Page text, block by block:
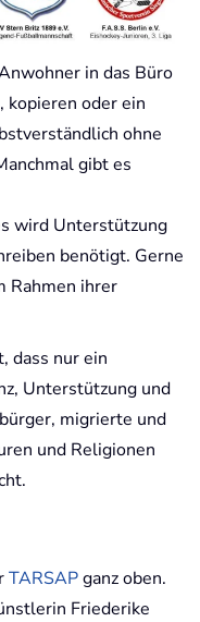
in das Büro
kopieren oder ein
ohne
gibt es
wird Unterstützung
benötigt. Gerne
Rahmen ihrer
dass nur ein
Unterstützung und
migrierte und
und Religionen
TARSAPganz oben.
Friederike